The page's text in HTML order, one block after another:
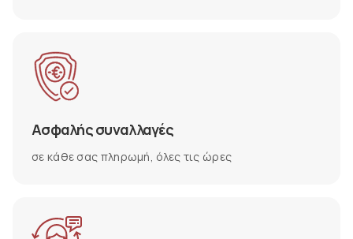
Ασφαλής συναλλαγές
σε κάθε σας πληρωμή, όλες τις ώρες